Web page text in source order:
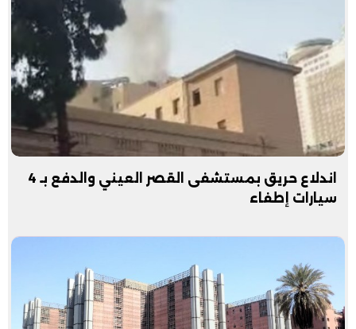
اندلاع حريق بمستشفى القصر العيني والدفع بـ 4
سيارات إطفاء